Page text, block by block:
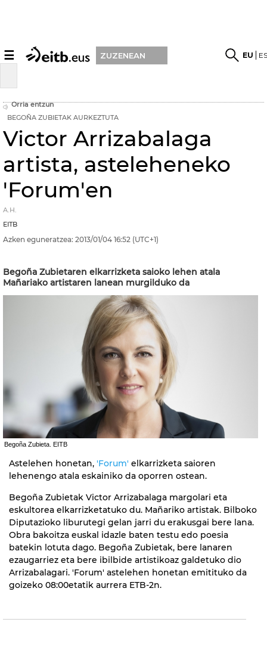
☰ ZUZENEAN EU
Orria entzun
BEGOÑA ZUBIETAK AURKEZTUTA
Victor Arrizabalaga
artista, asteleheneko
'Forum'en
A.H.
EITB
Azken eguneratzea: 2013/01/04 16:52 (UTC+1)
Begoña Zubietaren elkarrizketa saioko lehen atala
Mañariako artistaren lanean murgilduko da
Begoña Zubieta. EITB
Astelehen honetan, 'Forum' elkarrizketa saioren
lehenengo atala eskainiko da oporren ostean.
Begoña Zubietak Victor Arrizabalaga margolari eta
eskultorea elkarrizketatuko du. Mañariko artistak. Bilboko
Diputazioko liburutegi gelan jarri du erakusgai bere lana.
Obra bakoitza euskal idazle baten testu edo poesia
batekin lotuta dago. Begoña Zubietak, bere lanaren
ezaugarriez eta bere ibilbide artistikoaz galdetuko dio
Arrizabalagari. 'Forum' astelehen honetan emitituko da
goizeko 08:00etatik aurrera ETB-2n.